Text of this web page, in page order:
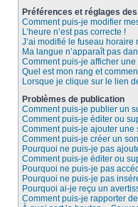
Préférences et réglages
Comment puis-je modifier
L’heure n’est pas correcte !
J’ai modifié le fuseau horaire
Ma langue n’apparaît pas
Comment puis-je afficher
Quel est mon rang et
Lorsque je clique sur le lien
Problèmes de publication
Comment puis-je publier un
Comment puis-je éditer ou
Comment puis-je ajouter une
Comment puis-je créer un
Pourquoi ne puis-je pas
Comment puis-je éditer ou
Pourquoi ne puis-je pas
Pourquoi ne puis-je pas
Pourquoi ai-je reçu un
Comment puis-je rapporter